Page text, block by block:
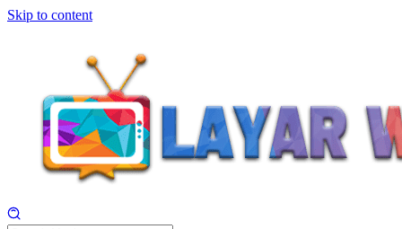
Skip to content